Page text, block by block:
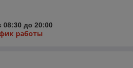
08:30 до 20:00
работы